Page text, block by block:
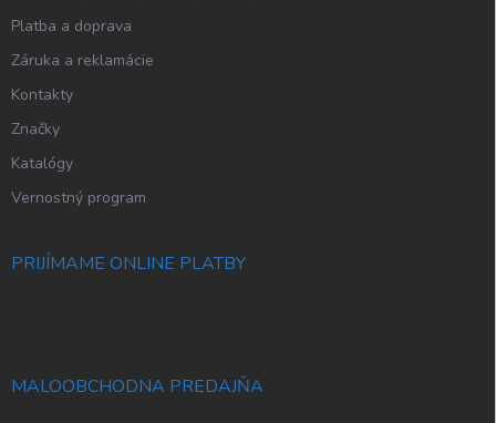
Platba a doprava
Záruka a reklamácie
Kontakty
Značky
Katalógy
Vernostný program
PRIJÍMAME ONLINE PLATBY
MALOOBCHODNA PREDAJŇA